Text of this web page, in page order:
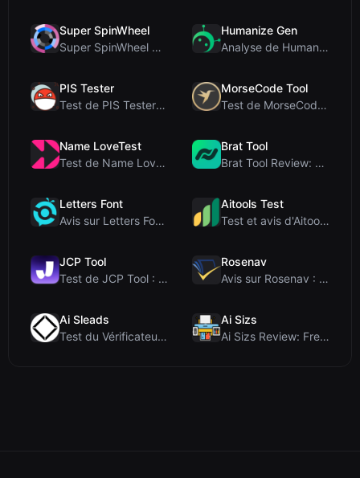
Super SpinWheel
Super SpinWheel Review: A Privacy-First Free Wheel...
Humanize Gen
Analyse de Humanize Gen : Plongée au cœur de cet h...
PIS Tester
Test de PIS Tester : Le quiz d’amitié sans IA qui ...
MorseCode Tool
Test de MorseCode Tool : Convertisseur en ligne gr...
Name LoveTest
Test de Name LoveTest : un calculateur d'amour axé...
Brat Tool
Brat Tool Review: Free Charli XCX Style Brat Text ...
Letters Font
Avis sur Letters Font : Générateur gratuit de poli...
Aitools Test
Test et avis d'Aitools Test : un détecteur d'IA gr...
JCP Tool
Test de JCP Tool : Convertisseur de données côté c...
Rosenav
Avis sur Rosenav : Outil gratuit en ligne de vérif...
Ai Sleads
Test du Vérificateur de Force des Mots de Passe d'...
Ai Sizs
Ai Sizs Review: Free, Private Image Similarity & B...